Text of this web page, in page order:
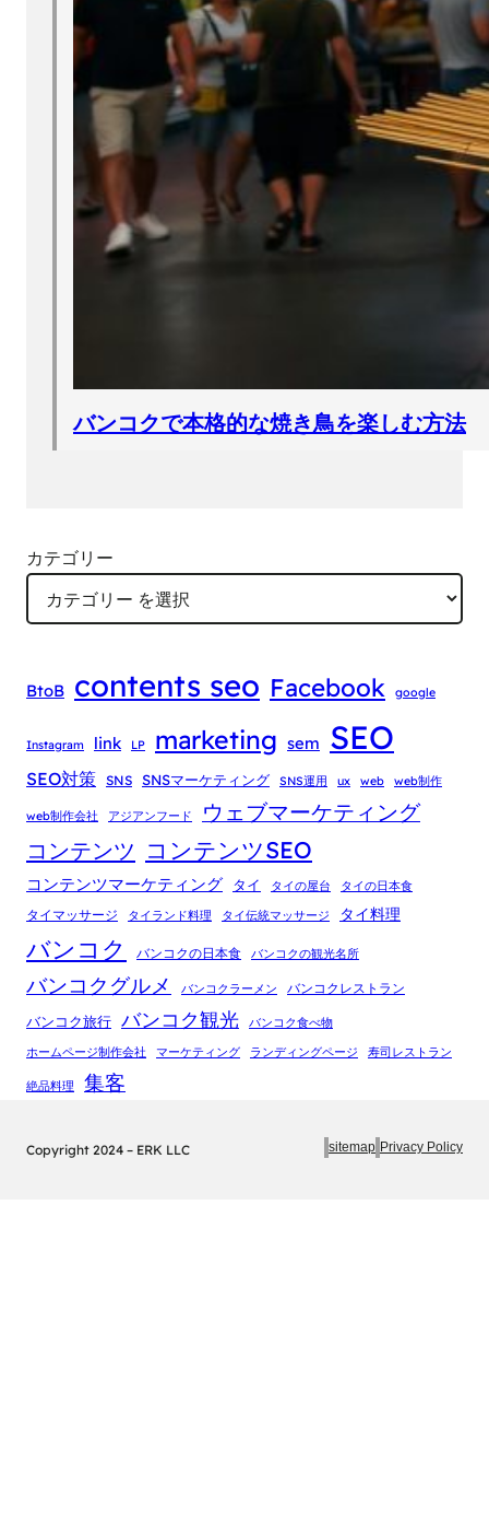
バンコクで本格的な焼き鳥を楽しむ方法
カテゴリー
BtoB contents seo Facebook google
Instagram link LP marketing sem SEO
SEO対策 SNS SNSマーケティング SNS運用 ux web web制作
web制作会社 アジアンフード
ウェブマーケティング
コンテンツ コンテンツSEO
コンテンツマーケティング タイ タイの屋台 タイの日本食
タイマッサージ タイランド料理 タイ伝統マッサージ タイ料理
バンコク バンコクの日本食 バンコクの観光名所
バンコクグルメ バンコクラーメン バンコクレストラン
バンコク旅行 バンコク観光
バンコク食べ物
ホームページ制作会社
マーケティング ランディングページ 寿司レストラン
絶品料理 集客
Copyright 2024 – ERK LLC sitemap Privacy Policy